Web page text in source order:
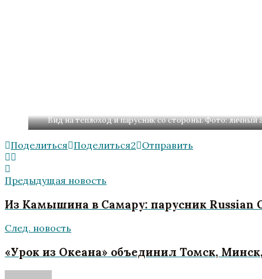
Вид на теплоход и парусник со стороны. Фото: личный
Поделиться Поделиться2 Отправить
Предыдущая новость
Из Камышина в Самару: парусник Russian
След. новость
«Урок из Океана» объединил Томск,